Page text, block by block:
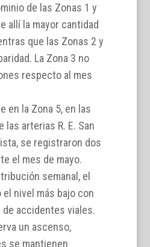
de las Zonas 1 y
allí la mayor cantidad
que las Zonas 2 y
La Zona 3 no
respecto al mes
en la Zona 5, en las
arterias R. E. San
se registraron dos
el mes de mayo.
semanal, el
nivel más bajo con
de accidentes viales.
un ascenso,
se mantienen